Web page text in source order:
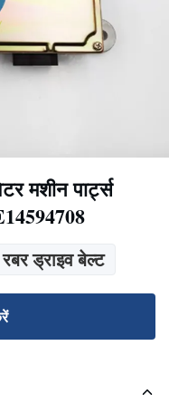
मशीन पार्ट्स
रबर ड्राइव बेल्ट